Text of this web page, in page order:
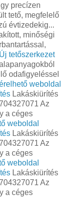
precízen
tető, megfelelő
évtizedekig...
minőségi
Új tetőszerkezet
odafigyeléssel
weboldal
Lakáskiürítés
Az
a céges
weboldal
Lakáskiürítés
Az
a céges
weboldal
Lakáskiürítés
Az
a céges